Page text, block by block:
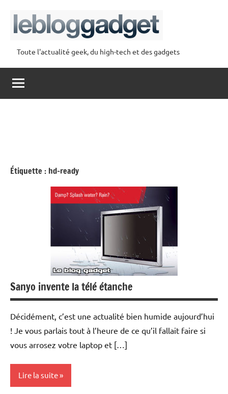
contenu
lebloggadget
Toute l'actualité geek, du high-tech et des gadgets
Étiquette : hd-ready
Sanyo invente la télé étanche
Décidément, c’est une actualité bien humide aujourd’hui
! Je vous parlais tout à l’heure de ce qu’il fallait faire si
vous arrosez votre laptop et […]
Lire la suite